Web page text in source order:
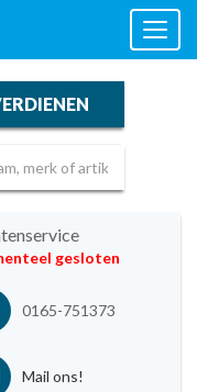
gesloten
0165-751373
Mail ons!